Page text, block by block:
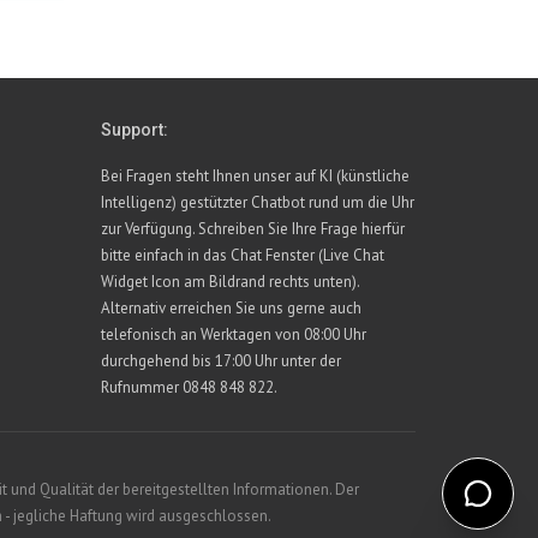
Support:
Bei Fragen steht Ihnen unser auf KI (künstliche
Intelligenz) gestützter Chatbot rund um die Uhr
zur Verfügung. Schreiben Sie Ihre Frage hierfür
bitte einfach in das Chat Fenster (Live Chat
Widget Icon am Bildrand rechts unten).
Alternativ erreichen Sie uns gerne auch
telefonisch an Werktagen von 08:00 Uhr
durchgehend bis 17:00 Uhr unter der
Rufnummer 0848 848 822.
und Qualität der bereitgestellten Informationen. Der
jegliche Haftung wird ausgeschlossen.